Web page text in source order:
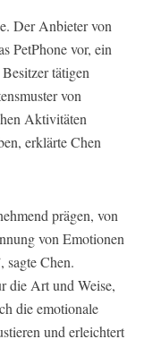
Der Anbieter von
PetPhone vor, ein
tätigen
von
Aktivitäten
erklärte Chen
prägen, von
von Emotionen
sagte Chen.
die Art und Weise,
die emotionale
und erleichtert